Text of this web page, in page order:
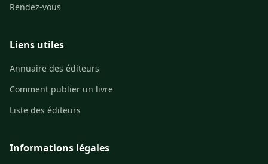
Rendez-vous
Liens utiles
Annuaire des éditeurs
Comment publier un livre
Liste des éditeurs
Informations légales